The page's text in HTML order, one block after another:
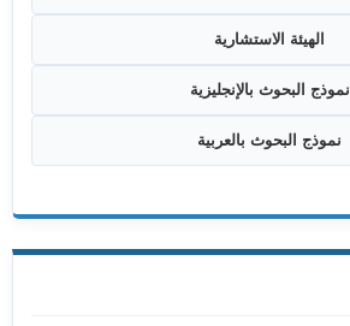
الهيئة الاستشارية
نموذج البحوث بالإنجليزية
نموذج البحوث بالعربية